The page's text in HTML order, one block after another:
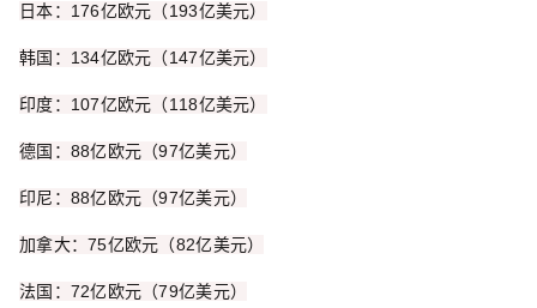
日本：176亿欧元（193亿美元）
韩国：134亿欧元（147亿美元）
印度：107亿欧元（118亿美元）
德国：88亿欧元（97亿美元）
印尼：88亿欧元（97亿美元）
加拿大：75亿欧元（82亿美元）
法国：72亿欧元（79亿美元）